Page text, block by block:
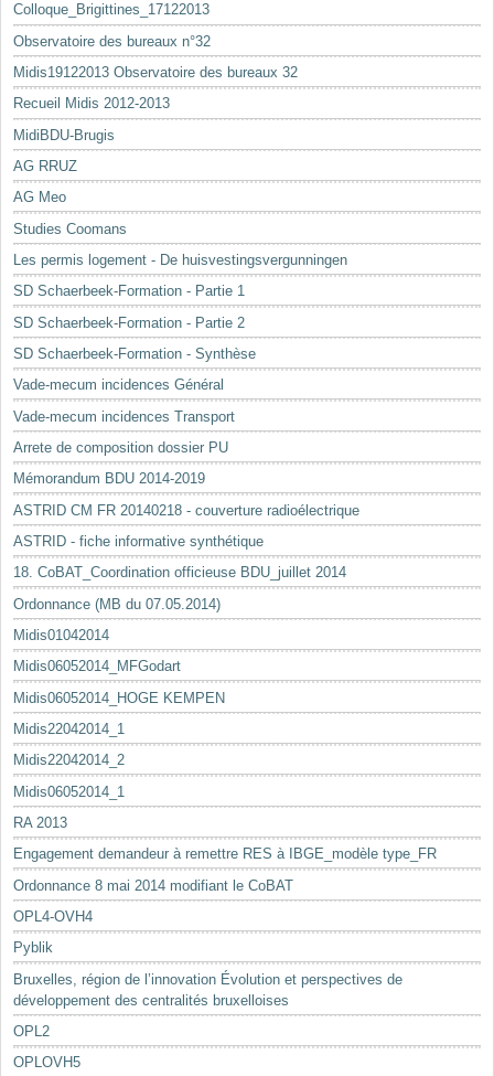
Colloque_Brigittines_17122013
Observatoire des bureaux n°32
Midis19122013 Observatoire des bureaux 32
Recueil Midis 2012-2013
MidiBDU-Brugis
AG RRUZ
AG Meo
Studies Coomans
Les permis logement - De huisvestingsvergunningen
SD Schaerbeek-Formation - Partie 1
SD Schaerbeek-Formation - Partie 2
SD Schaerbeek-Formation - Synthèse
Vade-mecum incidences Général
Vade-mecum incidences Transport
Arrete de composition dossier PU
Mémorandum BDU 2014-2019
ASTRID CM FR 20140218 - couverture radioélectrique
ASTRID - fiche informative synthétique
18. CoBAT_Coordination officieuse BDU_juillet 2014
Ordonnance (MB du 07.05.2014)
Midis01042014
Midis06052014_MFGodart
Midis06052014_HOGE KEMPEN
Midis22042014_1
Midis22042014_2
Midis06052014_1
RA 2013
Engagement demandeur à remettre RES à IBGE_modèle type_FR
Ordonnance 8 mai 2014 modifiant le CoBAT
OPL4-OVH4
Pyblik
Bruxelles, région de l’innovation Évolution et perspectives de
développement des centralités bruxelloises
OPL2
OPLOVH5